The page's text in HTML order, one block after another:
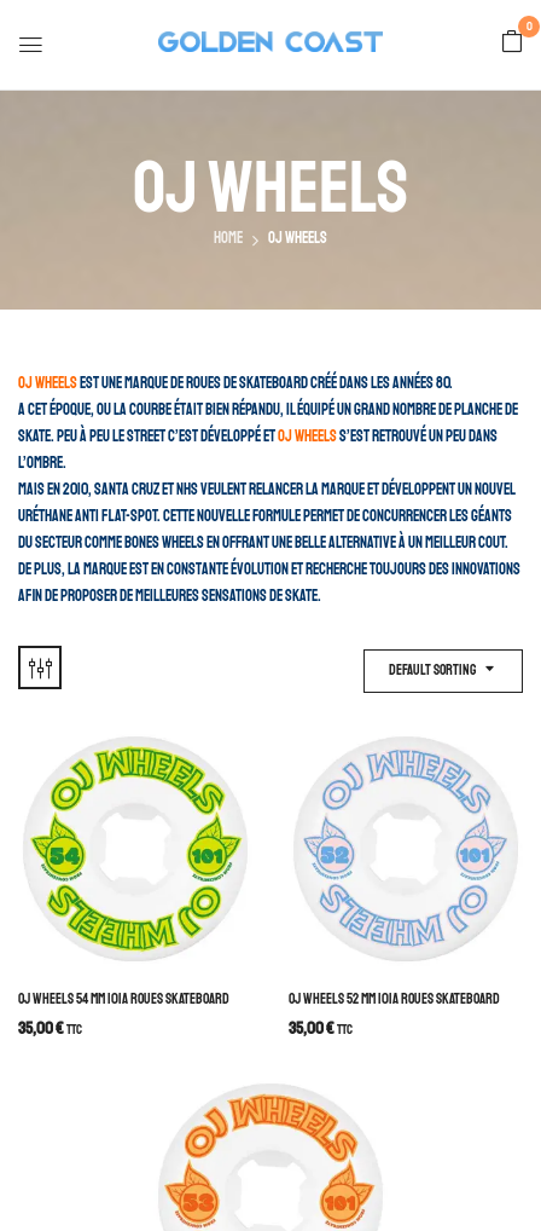
0
OJ Wheels
Home OJ Wheels
OJ Wheels est une marque de roues de skateboard créé dans les années 80.
A cet époque, ou la courbe était bien répandu, il équipé un grand nombre de planche de
skate. Peu à peu le street c’est développé etOj Wheelss’est retrouvé un peu dans
l’ombre.
Mais en 2010, Santa Cruz et NHS veulent relancer la marque et développent un nouvel
uréthane anti flat-spot. Cette nouvelle formule permet de concurrencer les géants
du secteur comme Bones Wheels en offrant une belle alternative à un meilleur cout.
De plus, la marque est en constante évolution et recherche toujours des innovations
afin de proposer de meilleures sensations de skate.
Default Sorting
OJ WHEELS 54 MM 101A ROUES SKATEBOARD
35,00€TTC
OJ WHEELS 52 MM 101A ROUES SKATEBOARD
35,00€TTC